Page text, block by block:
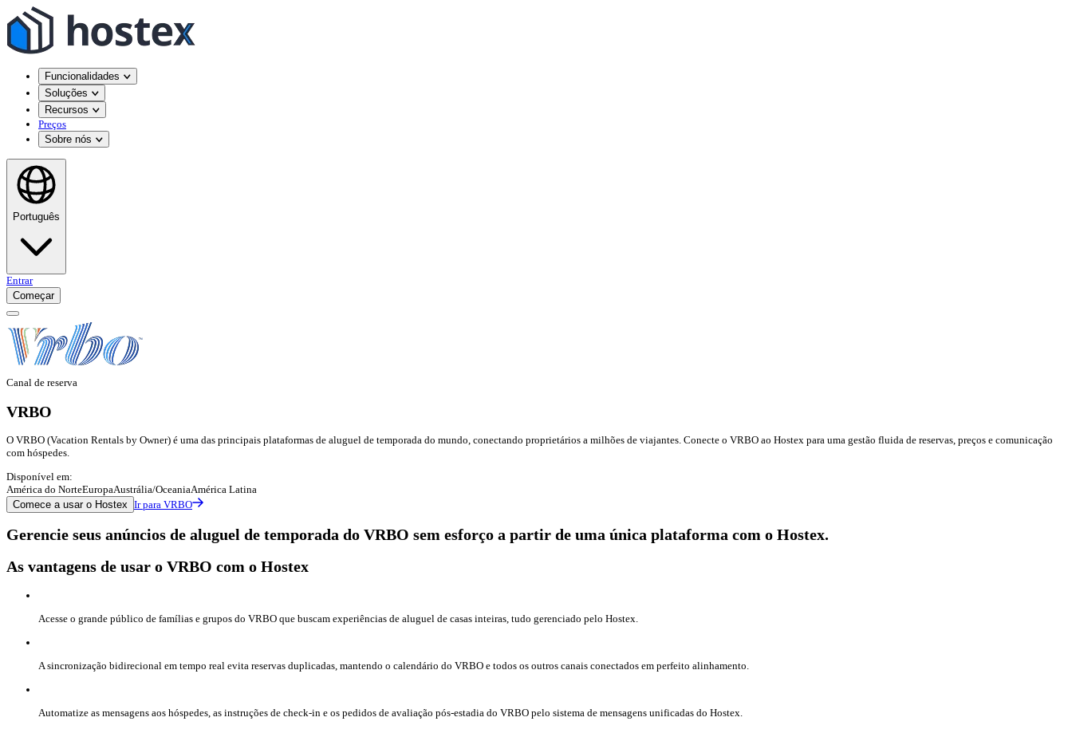
Funcionalidades
Soluções
Recursos
Preços
Sobre nós
Português
Entrar
Começar
Canal de reserva
VRBO
O VRBO (Vacation Rentals by Owner) é uma das principais plataformas de aluguel de temporada do mundo, conectando proprietários a milhões de viajantes. Conecte o VRBO ao Hostex para uma gestão fluida de reservas, preços e comunicação
com hóspedes.
Disponível em:
América do NorteEuropaAustrália/OceaniaAmérica Latina
Comece a usar o Hostex Ir para VRBO
Gerencie seus anúncios de aluguel de temporada do VRBO sem esforço a partir de uma única plataforma com o Hostex.
As vantagens de usar o VRBO com o Hostex
Acesse o grande público de famílias e grupos do VRBO que buscam experiências de aluguel de casas inteiras, tudo gerenciado pelo Hostex.
A sincronização bidirecional em tempo real evita reservas duplicadas, mantendo o calendário do VRBO e todos os outros canais conectados em perfeito alinhamento.
Automatize as mensagens aos hóspedes, as instruções de check-in e os pedidos de avaliação pós-estadia do VRBO pelo sistema de mensagens unificadas do Hostex.